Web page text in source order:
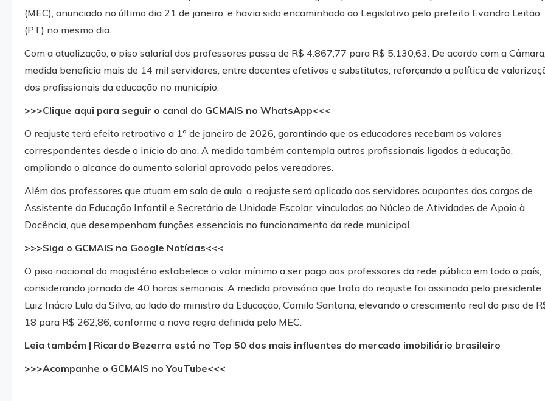
(MEC), anunciado no último dia 21 de janeiro, e havia sido encaminhado ao Legislativo pelo prefeito Evandro Leitão
(PT) no mesmo dia.
Com a atualização, o piso salarial dos professores passa de R$ 4.867,77 para R$ 5.130,63. De acordo com a
medida beneficia mais de 14 mil servidores, entre docentes efetivos e substitutos, reforçando a política de
dos profissionais da educação no município.
>>>Clique aqui para seguir o canal do GCMAIS no WhatsApp<<<
O reajuste terá efeito retroativo a 1º de janeiro de 2026, garantindo que os educadores recebam os valores
correspondentes desde o início do ano. A medida também contempla outros profissionais ligados à educação,
ampliando o alcance do aumento salarial aprovado pelos vereadores.
Além dos professores que atuam em sala de aula, o reajuste será aplicado aos servidores ocupantes dos cargos de
Assistente da Educação Infantil e Secretário de Unidade Escolar, vinculados ao Núcleo de Atividades de Apoio à
Docência, que desempenham funções essenciais no funcionamento da rede municipal.
>>>Siga o GCMAIS no Google Notícias<<<
O piso nacional do magistério estabelece o valor mínimo a ser pago aos professores da rede pública em todo o país,
considerando jornada de 40 horas semanais. A medida provisória que trata do reajuste foi assinada pelo presidente
Luiz Inácio Lula da Silva, ao lado do ministro da Educação, Camilo Santana, elevando o crescimento real do piso de
18 para R$ 262,86, conforme a nova regra definida pelo MEC.
Leia também | Ricardo Bezerra está no Top 50 dos mais influentes do mercado imobiliário brasileiro
>>>Acompanhe o GCMAIS no YouTube<<<